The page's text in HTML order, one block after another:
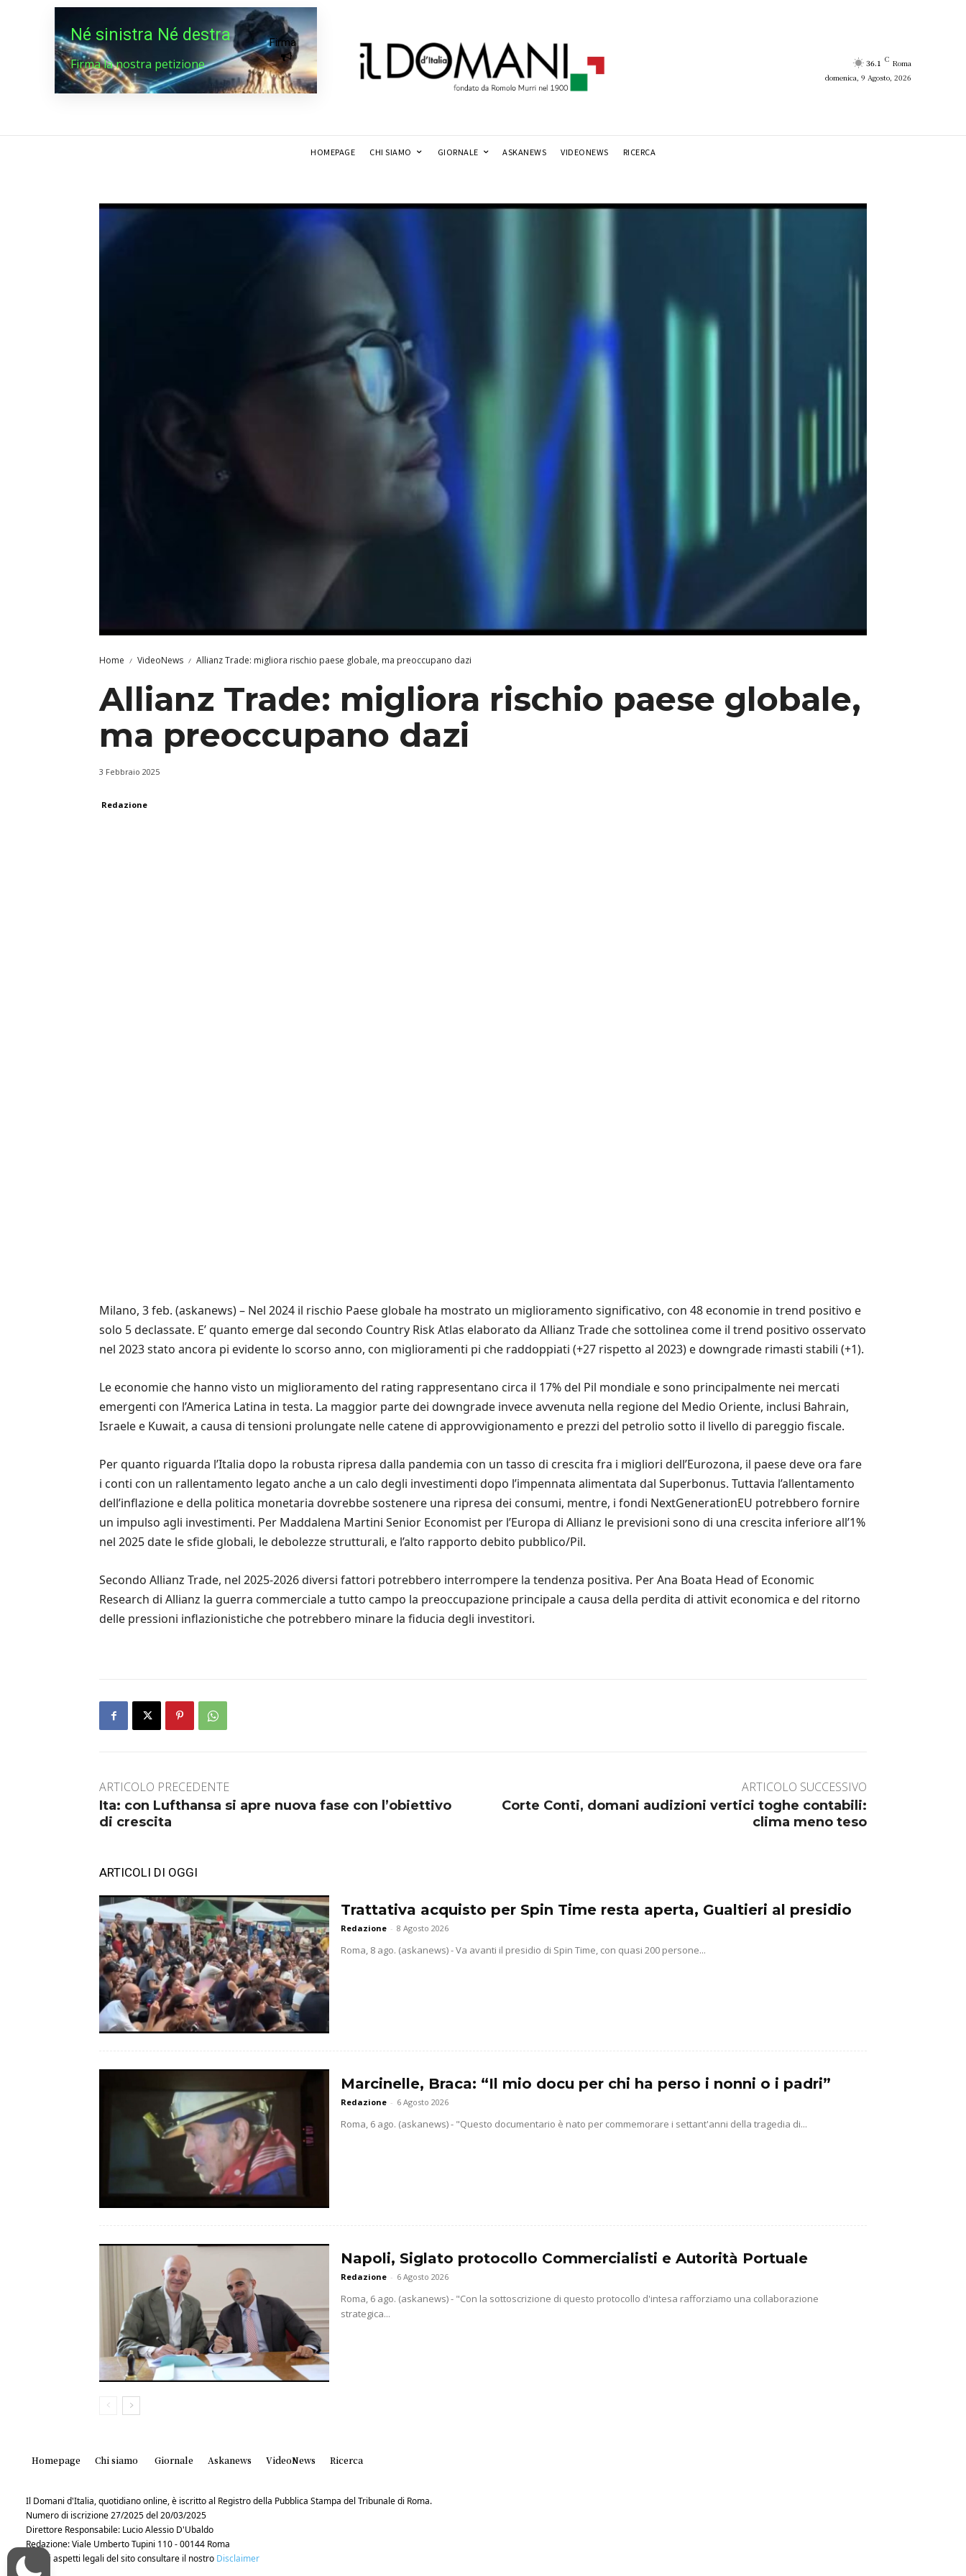
Né sinistra Né destra
Firma la nostra petizione
Firma
36.1 C Roma
domenica, 9 Agosto, 2026
HOMEPAGE CHI SIAMO GIORNALE ASKANEWS VIDEONEWS RICERCA
Home VideoNews Allianz Trade: migliora rischio paese globale, ma preoccupano dazi
Allianz Trade: migliora rischio paese globale,
ma preoccupano dazi
3 Febbraio 2025
Redazione
Milano, 3 feb. (askanews) – Nel 2024 il rischio Paese globale ha mostrato un miglioramento significativo, con 48 economie in trend positivo e
solo 5 declassate. E’ quanto emerge dal secondo Country Risk Atlas elaborato da Allianz Trade che sottolinea come il trend positivo osservato
nel 2023 stato ancora pi evidente lo scorso anno, con miglioramenti pi che raddoppiati (+27 rispetto al 2023) e downgrade rimasti stabili (+1).
Le economie che hanno visto un miglioramento del rating rappresentano circa il 17% del Pil mondiale e sono principalmente nei mercati
emergenti con l’America Latina in testa. La maggior parte dei downgrade invece avvenuta nella regione del Medio Oriente, inclusi Bahrain,
Israele e Kuwait, a causa di tensioni prolungate nelle catene di approvvigionamento e prezzi del petrolio sotto il livello di pareggio fiscale.
Per quanto riguarda l’Italia dopo la robusta ripresa dalla pandemia con un tasso di crescita fra i migliori dell’Eurozona, il paese deve ora fare
i conti con un rallentamento legato anche a un calo degli investimenti dopo l’impennata alimentata dal Superbonus. Tuttavia l’allentamento
dell’inflazione e della politica monetaria dovrebbe sostenere una ripresa dei consumi, mentre, i fondi NextGenerationEU potrebbero fornire
un impulso agli investimenti. Per Maddalena Martini Senior Economist per l’Europa di Allianz le previsioni sono di una crescita inferiore all’1%
nel 2025 date le sfide globali, le debolezze strutturali, e l’alto rapporto debito pubblico/Pil.
Secondo Allianz Trade, nel 2025-2026 diversi fattori potrebbero interrompere la tendenza positiva. Per Ana Boata Head of Economic
Research di Allianz la guerra commerciale a tutto campo la preoccupazione principale a causa della perdita di attivit economica e del ritorno
delle pressioni inflazionistiche che potrebbero minare la fiducia degli investitori.
ARTICOLO PRECEDENTE
Ita: con Lufthansa si apre nuova fase con l’obiettivo
di crescita
ARTICOLO SUCCESSIVO
Corte Conti, domani audizioni vertici toghe contabili:
clima meno teso
ARTICOLI DI OGGI
Trattativa acquisto per Spin Time resta aperta, Gualtieri al presidio
Redazione - 8 Agosto 2026
Roma, 8 ago. (askanews) - Va avanti il presidio di Spin Time, con quasi 200 persone...
Marcinelle, Braca: “Il mio docu per chi ha perso i nonni o i padri”
Redazione - 6 Agosto 2026
Roma, 6 ago. (askanews) - "Questo documentario è nato per commemorare i settant'anni della tragedia di...
Napoli, Siglato protocollo Commercialisti e Autorità Portuale
Redazione - 6 Agosto 2026
Roma, 6 ago. (askanews) - "Con la sottoscrizione di questo protocollo d'intesa rafforziamo una collaborazione
strategica...
Homepage Chi siamo Giornale Askanews VideoNews Ricerca
Il Domani d'Italia, quotidiano online, è iscritto al Registro della Pubblica Stampa del Tribunale di Roma.
Numero di iscrizione 27/2025 del 20/03/2025
Direttore Responsabile: Lucio Alessio D'Ubaldo
Redazione: Viale Umberto Tupini 110 - 00144 Roma
Per gli aspetti legali del sito consultare il nostro Disclaimer